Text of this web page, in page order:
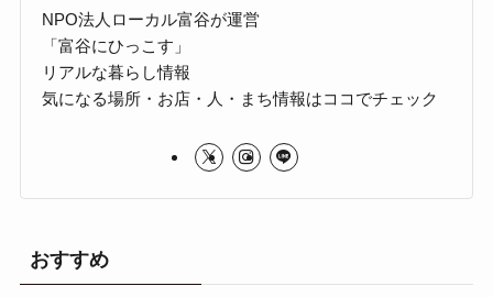
NPO法人ローカル富谷が運営
「富谷にひっこす」
リアルな暮らし情報
気になる場所・お店・人・まち情報はココでチェック
おすすめ